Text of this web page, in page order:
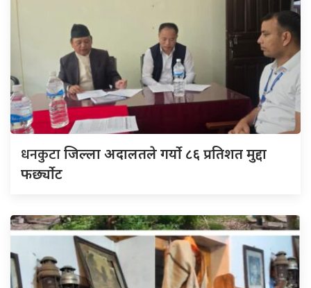
धनकुटाजिल्ला अदालतले गर्यो ८६ प्रतिशत मुद्दा
फर्छ्योट